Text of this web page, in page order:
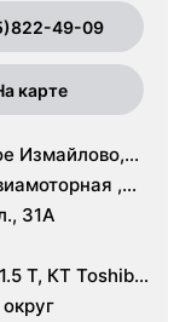
49-09
карте
Измайлово,
Новокосино,
,
Перово,
31А
Т, КТ Toshiba